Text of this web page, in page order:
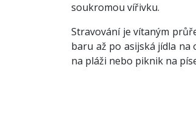
soukromou vířivku.
Stravování je vítaným
baru až po asijská jídla
na pláži nebo piknik na